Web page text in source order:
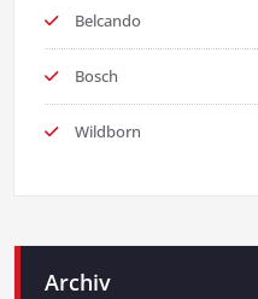
Belcando
Bosch
Wildborn
Archiv